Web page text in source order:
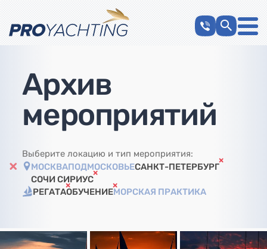
Архив
мероприятий
Выберите локацию и тип мероприятия:
МОСКВАПОДМОСКОВЬЕСАНКТ-ПЕТЕРБУРГ
СОЧИ СИРИУС
РЕГАТАОБУЧЕНИЕМОРСКАЯ ПРАКТИКА